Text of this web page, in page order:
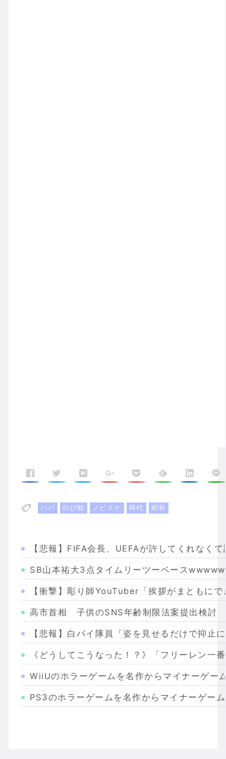
パパ のび助 ノビスケ 時代 昭和
【悲報】FIFA会長、UEFAが許してくれなく
SB山本祐大3点タイムリーツーベース
【衝撃】彫り師YouTuber「挨拶がまともに
高市首相 子供のSNS年齢制限法案提出検討
【悲報】白バイ隊員「姿を見せるだけで抑止
《どうしてこうなった！？》「フリーレン
WiiUのホラーゲームを名作からマイナーゲー
PS3のホラーゲームを名作からマイナーゲー